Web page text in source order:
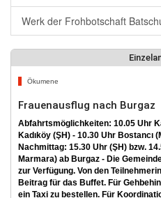
Werk der Frohbotschaft
Ökumene
Frauenausflug nach Burgaz
Abfahrtsmöglichkeiten: 10.05 Uhr
Kadıköy (ŞH) - 10.30 Uhr
Nachmittag: 15.30 Uhr (ŞH) bzw.
Marmara) ab Burgaz - Die
zur Verfügung. Von den
Beitrag für das Buffet. Für
ein Taxi zu bestellen. Für